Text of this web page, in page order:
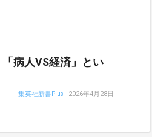
病人VS経済」とい
集英社新書Plus 2026年4月28日